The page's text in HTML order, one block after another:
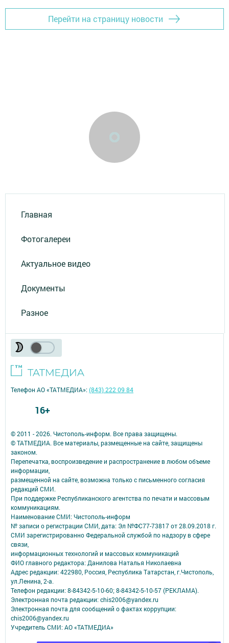
Перейти на страницу новости
Главная
Фотогалереи
Актуальное видео
Документы
Разное
© 2011 - 2026. Чистополь-информ. Все права защищены.
© ТАТМЕДИА. Все материалы, размещенные на сайте, защищены
законом.
Перепечатка, воспроизведение и распространение в любом объеме
информации,
размещенной на сайте, возможна только с письменного согласия
редакций СМИ.
При поддержке Республиканского агентства по печати и массовым
коммуникациям.
Наименование СМИ: Чистополь-информ
№ записи о регистрации СМИ, дата: Эл №ФС77-73817 от 28.09.2018 г.
СМИ зарегистрированно Федеральной службой по надзору в сфере
связи,
информационных технологий и массовых коммуникаций
ФИО главного редактора: Данилова Наталья Николаевна
Адрес редакции: 422980, Россия, Республика Татарстан, г.Чистополь,
ул.Ленина, 2-а.
Телефон редакции: 8-84342-5-10-60; 8-84342-5-10-57 (РЕКЛАМА).
Электронная почта редакции: chis2006@yandex.ru
Электронная почта для сообщений о фактах коррупции:
chis2006@yandex.ru
Учредитель СМИ: АО «ТАТМЕДИА»
Телефон АО «ТАТМЕДИА»:(843) 222 09 84
16+